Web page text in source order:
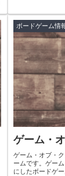
ボードゲーム情
ゲーム・
ゲーム・オブ・
ームです。ゲー
にしたボードゲ